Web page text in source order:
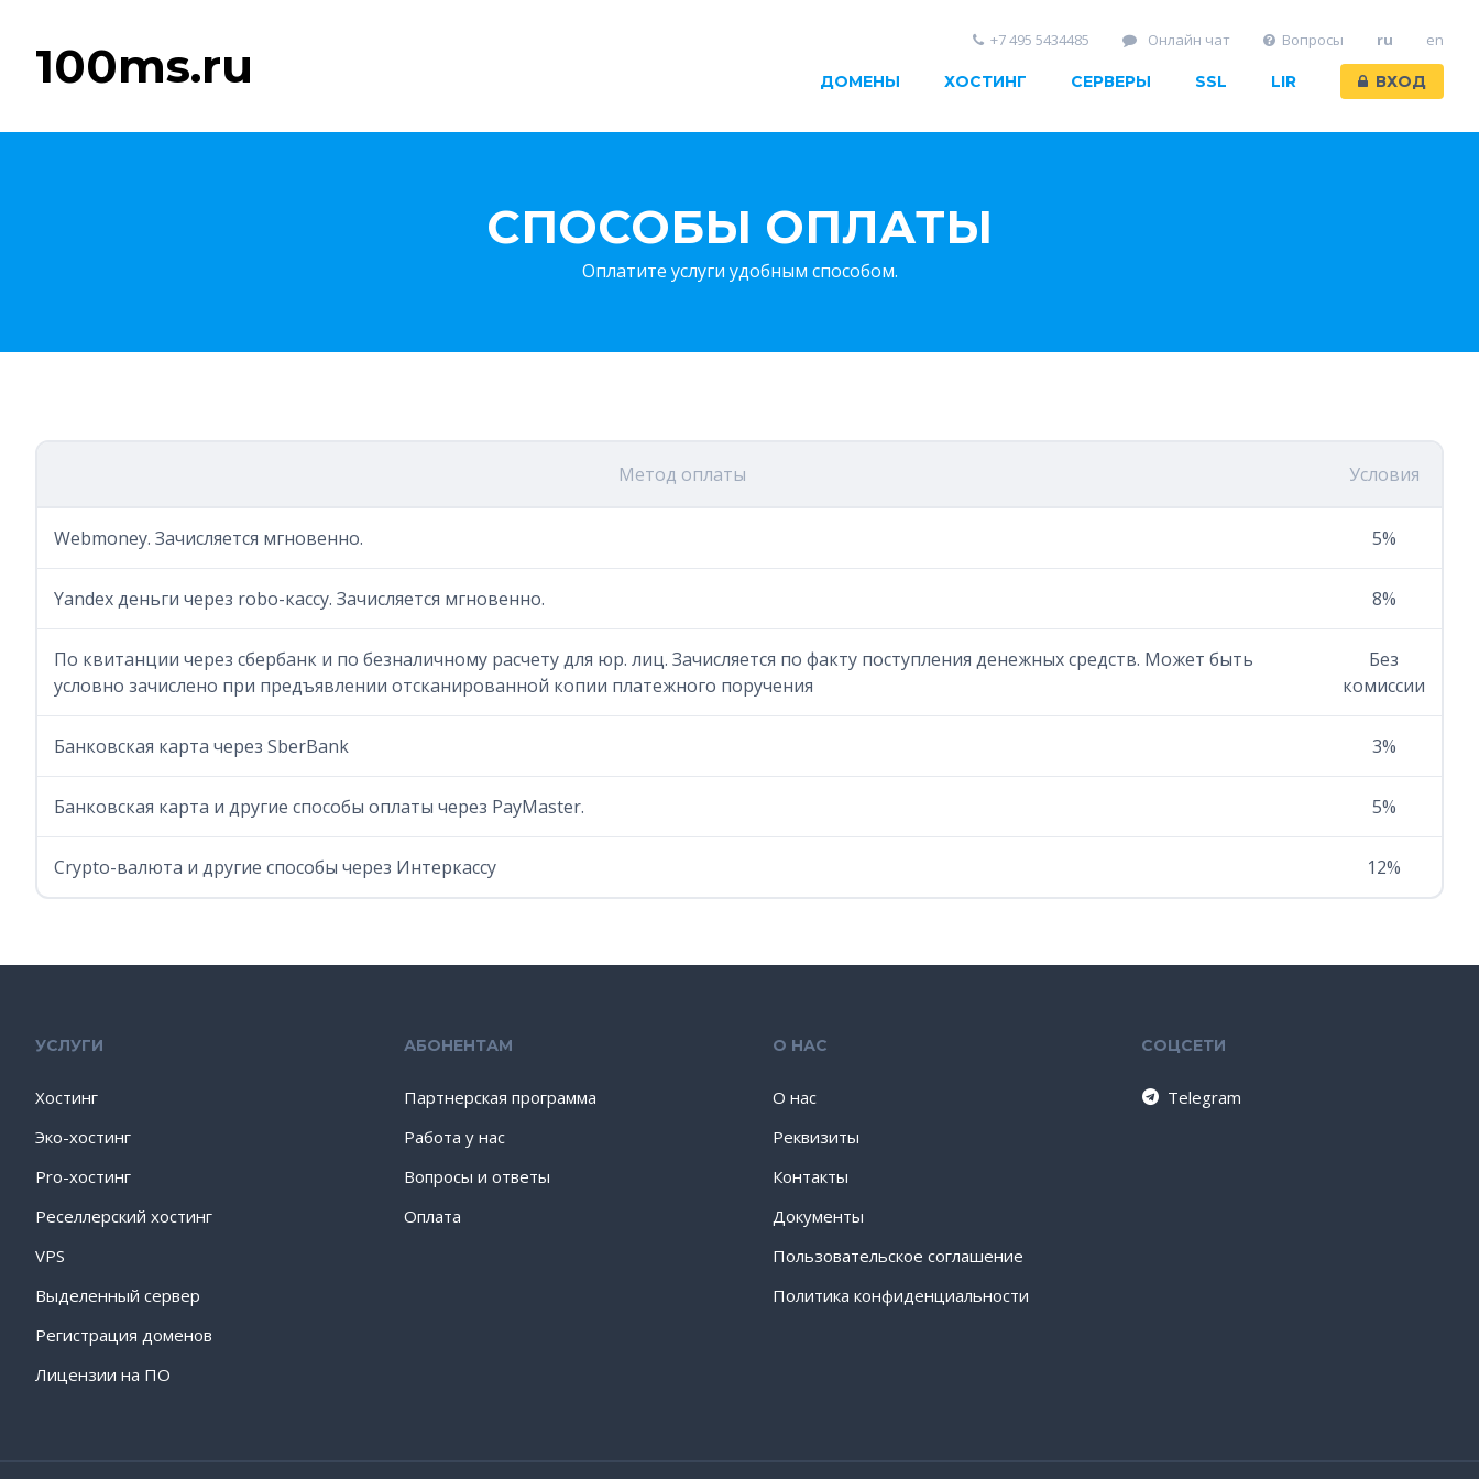
100ms.ru ДОМЕНЫ ХОСТИНГ СЕРВЕРЫ SSL LIR ВХОД
+7 495 5434485 Онлайн чат Вопросы ru en
СПОСОБЫ ОПЛАТЫ
Оплатите услуги удобным способом.
Метод оплаты Условия
Webmoney. Зачисляется мгновенно. 5%
Yandex деньги через robo-кассу. Зачисляется мгновенно. 8%
По квитанции через сбербанк и по безналичному расчету для юр. лиц. Зачисляется по факту поступления денежных средств. Может быть
условно зачислено при предъявлении отсканированной копии платежного поручения
Без
комиссии
Банковская карта через SberBank 3%
Банковская карта и другие способы оплаты через PayMaster. 5%
Crypto-валюта и другие способы через Интеркассу 12%
УСЛУГИ
Хостинг
Эко-хостинг
Pro-хостинг
Реселлерский хостинг
VPS
Выделенный сервер
Регистрация доменов
Лицензии на ПО
АБОНЕНТАМ
Партнерская программа
Работа у нас
Вопросы и ответы
Оплата
О НАС
О нас
Реквизиты
Контакты
Документы
Пользовательское соглашение
Политика конфиденциальности
СОЦСЕТИ
Telegram